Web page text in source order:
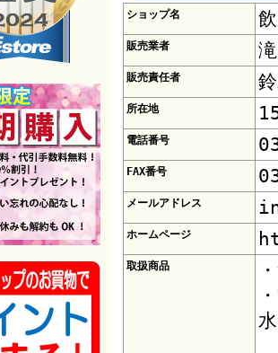
ショップ名
販売業者
販売責任者
所在地
電話番号
FAX番号
メールアドレス
ホームページ
取扱商品